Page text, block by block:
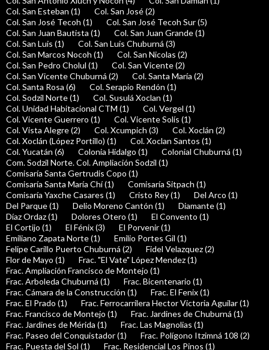
Col. San Esteban (1)
Col. San José (2)
Col. San José Tecoh (1)
Col. San José Tecoh Sur (5)
Col. San Juan Bautista (1)
Col. San Juan Grande (1)
Col. San Luis (1)
Col. San Luis Chuburná (3)
Col. San Marcos Nocoh (1)
Col. San Nicolas (2)
Col. San Pedro Cholul (1)
Col. San Vicente (2)
Col. San Vicente Chuburná (2)
Col. Santa María (2)
Col. Santa Rosa (6)
Col. Serapio Rendón (1)
Col. Sodzil Norte (1)
Col. Susulá Xoclan (1)
Col. Unidad Habitacional CTM (1)
Col. Vergel (1)
Col. Vicente Guerrero (1)
Col. Vicente Solís (1)
Col. Vista Alegre (2)
Col. Xcumpich (3)
Col. Xoclán (2)
Col. Xoclán (López Portillo) (1)
Col. Xoclan Santos (1)
Col. Yucatán (6)
Colonia Hidalgo (1)
Colonial Chuburná (1)
Com. Sodzil Norte. Col. Ampliación Sodzil (1)
Comisaría Santa Gertrudis Copo (1)
Comisaría Santa María Chí (1)
Comisaría Sitpach (1)
Comisaría Yaxche Casares (1)
Cristo Rey (1)
Del Arco (1)
Del Parque (1)
Delio Moreno Cantón (1)
Diamante (1)
Díaz Ordaz (1)
Dolores Otero (1)
El Convento (1)
El Cortijo (1)
El Fénix (3)
El Porvenir (1)
Emiliano Zapata Norte (1)
Emilio Portes Gil (1)
Felipe Carillo Puerto Chuburná (2)
Fidel Velazquez (2)
Flor de Mayo (1)
Frac. "El Vate" López Mendez (1)
Frac. Ampliación Francisco de Montejo (1)
Frac. Arboleda Chuburná (1)
Frac. Bicentenario (1)
Frac. Cámara de la Construcción (1)
Frac. El Fenix (1)
Frac. El Prado (1)
Frac. Ferrocarrilera Hector Victoria Aguilar (1)
Frac. Francisco de Montejo (1)
Frac. Jardines de Chuburná (1)
Frac. Jardines de Mérida (1)
Frac. Las Magnolias (1)
Frac. Paseo del Conquistador (1)
Frac. Polígono Itzimná 108 (2)
Frac. Puesta del Sol (1)
Frac. Residencial Los Pinos (1)